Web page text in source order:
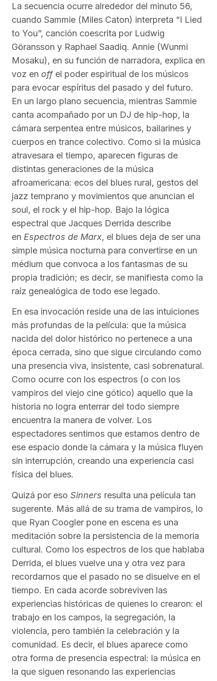
La secuencia ocurre alrededor del minuto 56,
cuando Sammie (Miles Caton) interpreta “I Lied
to You”, canción coescrita por Ludwig
Göransson y Raphael Saadiq. Annie (Wunmi
Mosaku), en su función de narradora, explica en
voz en offel poder espiritual de los músicos
para evocar espíritus del pasado y del futuro.
En un largo plano secuencia, mientras Sammie
canta acompañado por un DJ de hip-hop, la
cámara serpentea entre músicos, bailarines y
cuerpos en trance colectivo. Como si la música
atravesara el tiempo, aparecen figuras de
distintas generaciones de la música
afroamericana: ecos del blues rural, gestos del
jazz temprano y movimientos que anuncian el
soul, el rock y el hip-hop. Bajo la lógica
espectral que Jacques Derrida describe
en Espectros de Marx, el blues deja de ser una
simple música nocturna para convertirse en un
médium que convoca a los fantasmas de su
propia tradición; es decir, se manifiesta como la
raíz genealógica de todo ese legado.
En esa invocación reside una de las intuiciones
más profundas de la película: que la música
nacida del dolor histórico no pertenece a una
época cerrada, sino que sigue circulando como
una presencia viva, insistente, casi sobrenatural.
Como ocurre con los espectros (o con los
vampiros del viejo cine gótico) aquello que la
historia no logra enterrar del todo siempre
encuentra la manera de volver. Los
espectadores sentimos que estamos dentro de
ese espacio donde la cámara y la música fluyen
sin interrupción, creando una experiencia casi
física del blues.
Quizá por eso Sinners resulta una película tan
sugerente. Más allá de su trama de vampiros, lo
que Ryan Coogler pone en escena es una
meditación sobre la persistencia de la memoria
cultural. Como los espectros de los que hablaba
Derrida, el blues vuelve una y otra vez para
recordarnos que el pasado no se disuelve en el
tiempo. En cada acorde sobreviven las
experiencias históricas de quienes lo crearon: el
trabajo en los campos, la segregación, la
violencia, pero también la celebración y la
comunidad. Es decir, el blues aparece como
otra forma de presencia espectral: la música en
la que siguen resonando las experiencias